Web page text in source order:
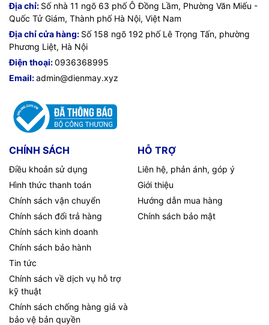
visibility and
- Flexible NetFlow (FNF)
- Performance Agent
Number of
recommended
- 50
CPU Intel®x86 2.2-GHz
maximum
DRAM
Default and
maximum
flash memory
- 2 GB not upgradable
WAN - 2 ports Gigabit Ethernet (GE)
LAN switch
Separate
console ports
- RJ-45
USB 2.0 - One USB 2.0 Type A port
tại Việt Nam. Chúng tôi chuyên cung cấp đa dạng sản phẩm:
Laptop ,Máy tính PC,Máy chủ - Server,Thiết bị mạng
giám sát, Tổng đài Màn hình tương tác, Linh kiện máy tính ,
máy
như tivi, tủ lạnh, máy giặt, máy hút ẩm... cùng nhiều thiết bị
công nghệ khác.
TIC.VN
hãng, giá tốt, dịch vụ chuyên nghiệp
doanh nghiệp cũng như gia đình và cá nhân.
Địa chỉ: Số nhà 11 ngõ 63 phố Ô Đồng Lầm, Phường Văn Miếu -
Quốc Tử Giám, Thành phố Hà Nội, Việt Nam
Địa chỉ cửa hàng: Số 158 ngõ 192 phố Lê Trọng Tấn, phường
Phương Liệt, Hà Nội
Điện thoại:0936368995
Email:admin@dienmay.xyz
CHÍNH SÁCH
Điều khoản sử dụng
Hình thức thanh toán
Chính sách vận chuyển
Chính sách đổi trả hàng
Chính sách kinh doanh
Chính sách bảo hành
Tin tức
Chính sách về dịch vụ hỗ trợ
kỹ thuật
Chính sách chống hàng giả và
bảo vệ bản quyền
HỖ TRỢ
Liên hệ, phản ánh, góp ý
Giới thiệu
Hướng dẫn mua hàng
Chính sách bảo mật